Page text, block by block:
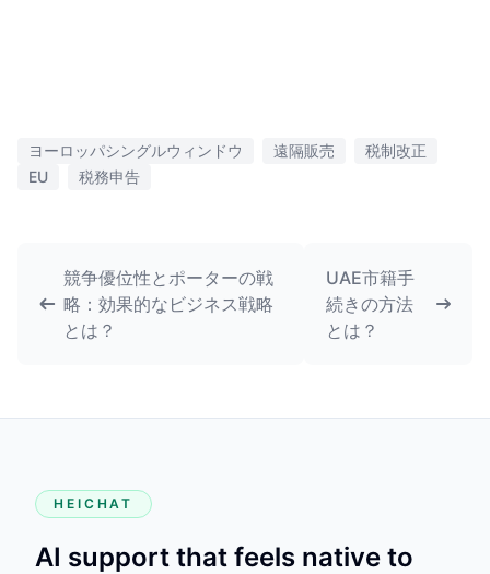
ヨーロッパシングルウィンドウ 遠隔販売
税制改正
EU
税務申告
競争優位性とポーターの戦
略：効果的なビジネス戦略
とは？
UAE市籍手
続きの方法
とは？
HEICHAT
AI support that feels native to